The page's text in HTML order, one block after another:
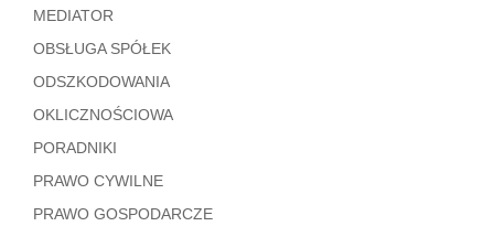
MEDIATOR
OBSŁUGA SPÓŁEK
ODSZKODOWANIA
OKLICZNOŚCIOWA
PORADNIKI
PRAWO CYWILNE
PRAWO GOSPODARCZE